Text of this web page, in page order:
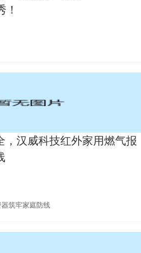
！
，汉威科技红外家用燃气报
筑牢家庭防线